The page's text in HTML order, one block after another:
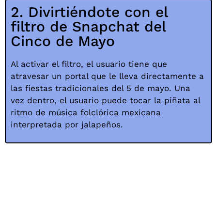
2. Divirtiéndote con el
filtro de Snapchat del
Cinco de Mayo
Al activar el filtro, el usuario tiene que
atravesar un portal que le lleva directamente a
las fiestas tradicionales del 5 de mayo. Una
vez dentro, el usuario puede tocar la piñata al
ritmo de música folclórica mexicana
interpretada por jalapeños.